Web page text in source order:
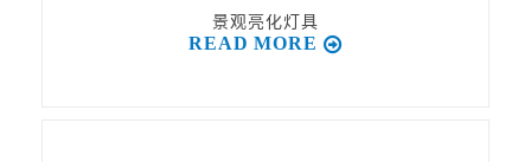
景观亮化灯具
READ MORE